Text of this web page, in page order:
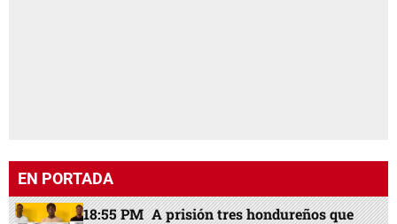
EN PORTADA
18:55 PM A prisión tres hondureños que